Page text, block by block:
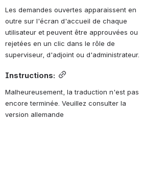
Les demandes ouvertes apparaissent en
outre sur l'écran d'accueil de chaque
utilisateur et peuvent être approuvées ou
rejetées en un clic dans le rôle de
superviseur, d'adjoint ou d'administrateur.
Instructions:
Malheureusement, la traduction n'est pas
encore terminée. Veuillez consulter la
version allemande